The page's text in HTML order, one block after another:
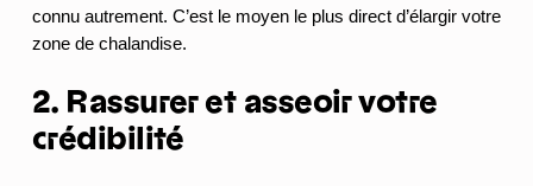
connu autrement. C’est le moyen le plus direct d’élargir votre
zone de chalandise.
2. Rassurer et asseoir votre
crédibilité